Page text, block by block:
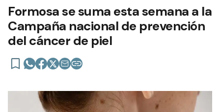
Formosa se suma esta semana a la
Campaña nacional de prevención
del cáncer de piel